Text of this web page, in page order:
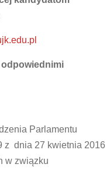
Parlamentu
z dnia 27 kwietnia 2016
w związku